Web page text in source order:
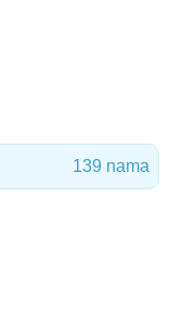
139 nama